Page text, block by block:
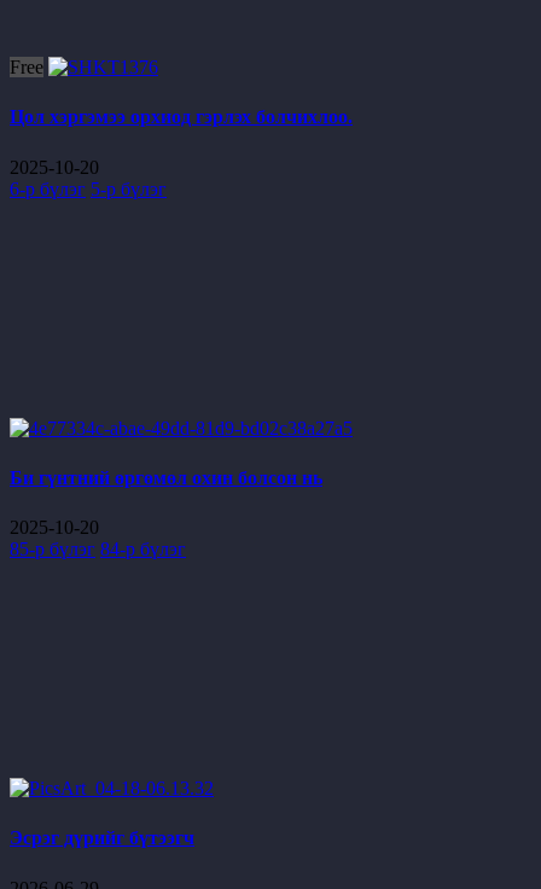
Free
Цол хэргэмээ орхиод гэрлэх болчихлоо.
2025-10-20
6-р бүлэг 5-р бүлэг
Би гүнтний өргөмөл охин болсон нь
2025-10-20
85-р бүлэг 84-р бүлэг
Эсрэг дүрийг бүтээгч